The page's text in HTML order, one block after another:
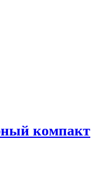
компакт